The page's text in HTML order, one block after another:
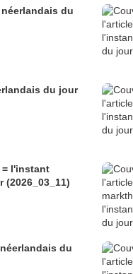
du
du jour
= l'instant
(2026_03_11)
du